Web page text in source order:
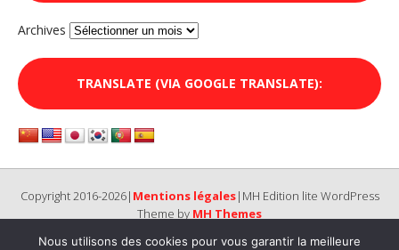
Archives
TRANSLATE (VIA GOOGLE TRANSLATE):
Copyright 2016-2026| Mentions légales|MH Edition lite WordPress
Theme by MH Themes
Nous utilisons des cookies pour vous garantir la meilleure